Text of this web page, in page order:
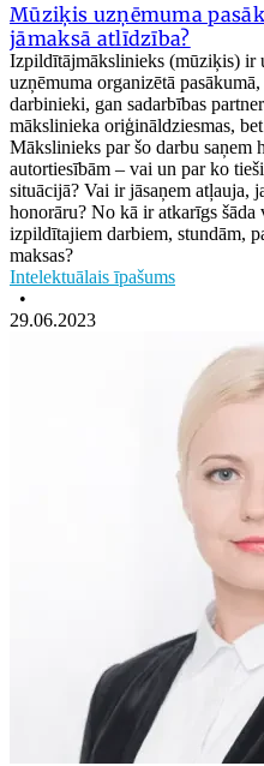
Mūziķis uzņēmuma
jāmaksā atlīdzība?
Izpildītājmākslinieks (mūziķis) ir
uzņēmuma organizētā
darbinieki, gan sadarbības
mākslinieka oriģināldziesmas,
Mākslinieks par šo darbu saņem
autortiesībām – vai un par ko
situācijā? Vai ir jāsaņem atļauja,
honorāru? No kā ir atkarīgs
izpildītajiem darbiem, stundām,
maksas?
Intelektuālais īpašums
•
29.06.2023